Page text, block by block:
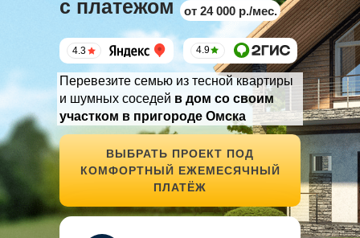
4.3 4.9
с платежом
ВЫБРАТЬ ПРОЕКТ ПОД
КОМФОРТНЫЙ ЕЖЕМЕСЯЧНЫЙ
ПЛАТЁЖ
от 24 000 р./мес.
Перевезите семью из тесной квартиры
и шумных соседей в дом со своим
участком в пригороде Омска